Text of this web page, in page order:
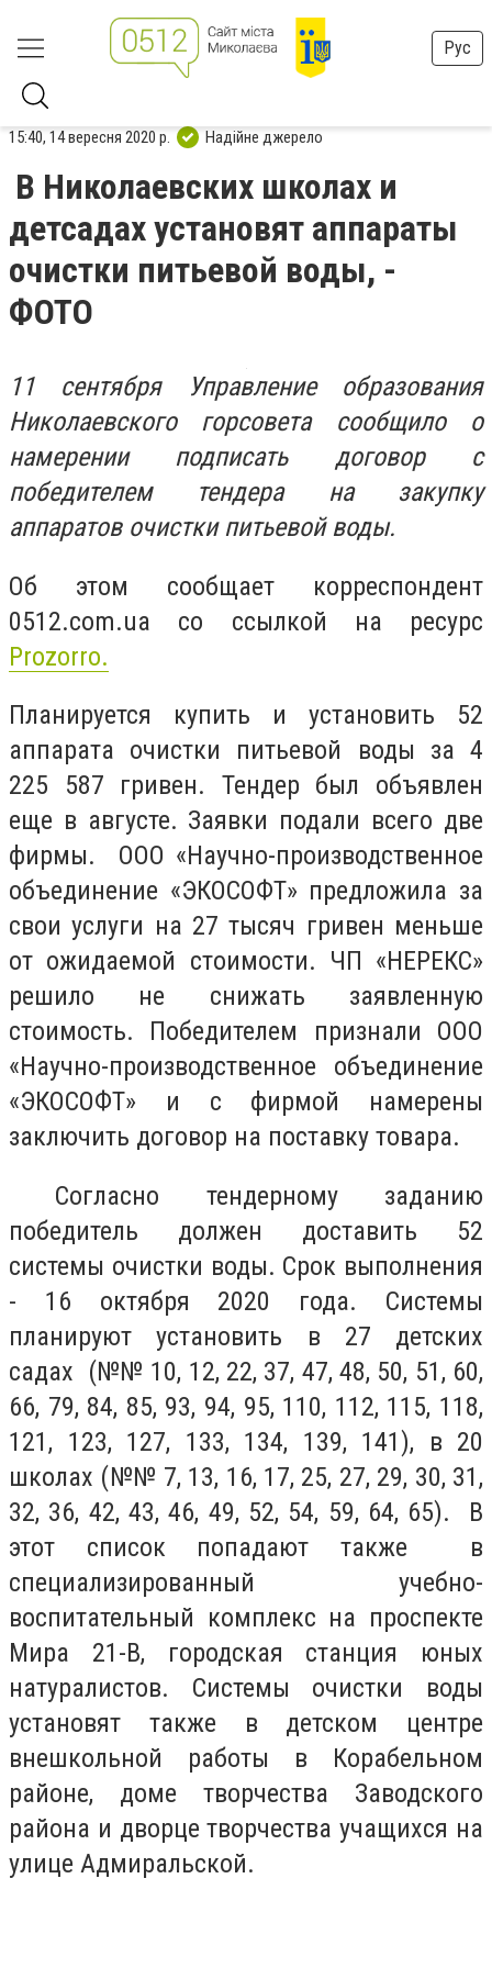
Рус
15:40, 14 вересня 2020 р. Надійне джерело
В Николаевских школах и
детсадах установят аппараты
очистки питьевой воды, -
ФОТО
11 сентября Управление образования
Николаевского горсовета сообщило о
намерении подписать договор с
победителем тендера на закупку
аппаратов очистки питьевой воды.
Об этом сообщает корреспондент
0512.com.ua со ссылкой на ресурс
Prozorro.
Планируется купить и установить 52
аппарата очистки питьевой воды за 4
225 587 гривен. Тендер был объявлен
еще в августе. Заявки подали всего две
фирмы.
ООО «Научно-производственное
объединение «ЭКОСОФТ» предложила за
свои услуги на 27 тысяч гривен меньше
от ожидаемой стоимости. ЧП «НЕРЕКС»
решило не снижать заявленную
стоимость. Победителем признали ООО
«Научно-производственное объединение
«ЭКОСОФТ» и с фирмой намерены
заключить договор на поставку товара.
Согласно тендерному заданию
победитель должен доставить 52
системы очистки воды. Срок выполнения
- 16 октября 2020 года. Системы
планируют установить в 27 детских
садах (№№ 10, 12, 22, 37, 47, 48, 50, 51, 60,
66, 79, 84, 85, 93, 94, 95, 110, 112, 115, 118,
121, 123, 127, 133, 134, 139, 141), в 20
школах (№№ 7, 13, 16, 17, 25, 27, 29, 30, 31,
32, 36, 42, 43, 46, 49, 52, 54, 59, 64, 65). В
этот список попадают также в
специализированный учебно-
воспитательный комплекс на проспекте
Мира 21-В, городская станция юных
натуралистов. Системы очистки воды
установят также в детском центре
внешкольной работы в Корабельном
районе, доме творчества Заводского
района и дворце творчества учащихся на
улице Адмиральской.